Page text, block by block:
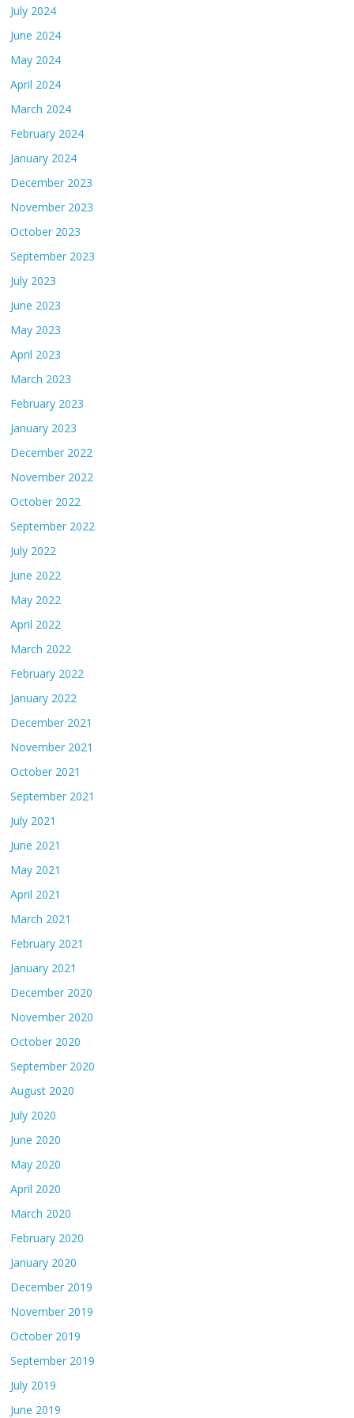
July 2024
June 2024
May 2024
April 2024
March 2024
February 2024
January 2024
December 2023
November 2023
October 2023
September 2023
July 2023
June 2023
May 2023
April 2023
March 2023
February 2023
January 2023
December 2022
November 2022
October 2022
September 2022
July 2022
June 2022
May 2022
April 2022
March 2022
February 2022
January 2022
December 2021
November 2021
October 2021
September 2021
July 2021
June 2021
May 2021
April 2021
March 2021
February 2021
January 2021
December 2020
November 2020
October 2020
September 2020
August 2020
July 2020
June 2020
May 2020
April 2020
March 2020
February 2020
January 2020
December 2019
November 2019
October 2019
September 2019
July 2019
June 2019